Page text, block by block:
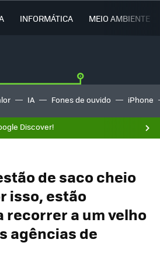
INFORMÁTICA MEIO AMBIENTE
IA Fones de ouvido iPhone
Discover!
de saco cheio
isso, estão
recorrer a um velho
agências de